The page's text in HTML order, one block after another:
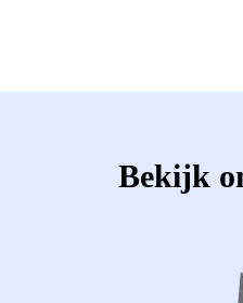
Bekijk